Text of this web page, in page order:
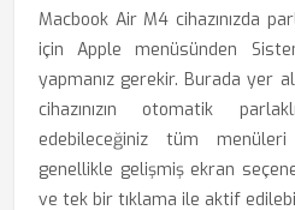
Macbook Air M4 cihazınızda
için Apple menüsünden
yapmanız gerekir. Burada yer
cihazınızın otomatik
edebileceğiniz tüm
genellikle gelişmiş ekran
ve tek bir tıklama ile aktif